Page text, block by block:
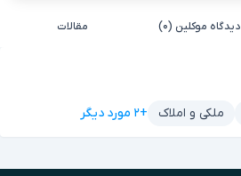
دیدگاه موکلین (۰) مقالات
ملکی و املاک +۲ مورد دیگر